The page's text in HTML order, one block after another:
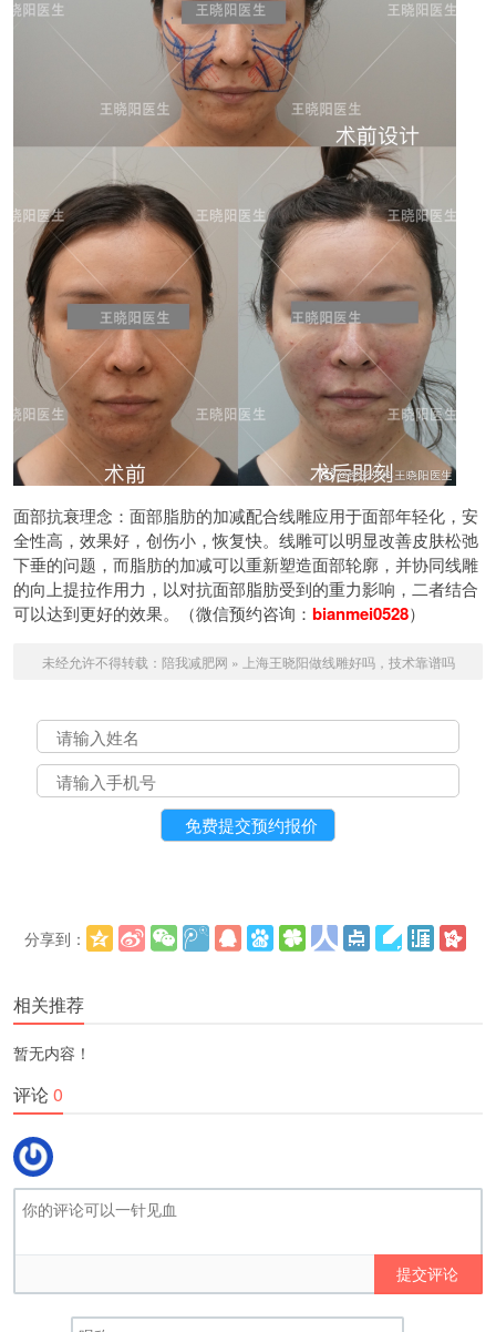
面部抗衰理念：面部脂肪的加减配合线雕应用于面部年轻化，安
全性高，效果好，创伤小，恢复快。线雕可以明显改善皮肤松弛
下垂的问题，而脂肪的加减可以重新塑造面部轮廓，并协同线雕
的向上提拉作用力，以对抗面部脂肪受到的重力影响，二者结合
可以达到更好的效果。（微信预约咨询： bianmei0528）
未经允许不得转载： 陪我减肥网 » 上海王晓阳做线雕好吗，技术靠谱吗
分享到：
相关推荐
暂无内容！
评论0
提交评论